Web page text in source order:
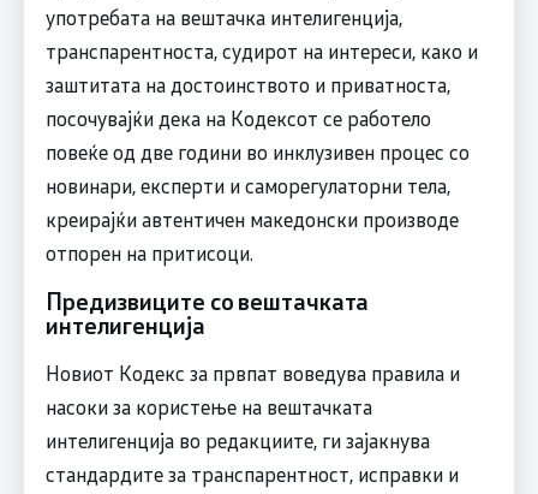
употребата на вештачка интелигенција,
транспарентноста, судирот на интереси, како и
заштитата на достоинството и приватноста,
посочувајќи дека на Кодексот се работело
повеќе од две години во инклузивен процес со
новинари, експерти и саморегулаторни тела,
креирајќи автентичен македонски производе
отпорен на притисоци.
Предизвиците со вештачката
интелигенција
Новиот Кодекс за првпат воведува правила и
насоки за користење на вештачката
интелигенција во редакциите, ги зајакнува
стандардите за транспарентност, исправки и